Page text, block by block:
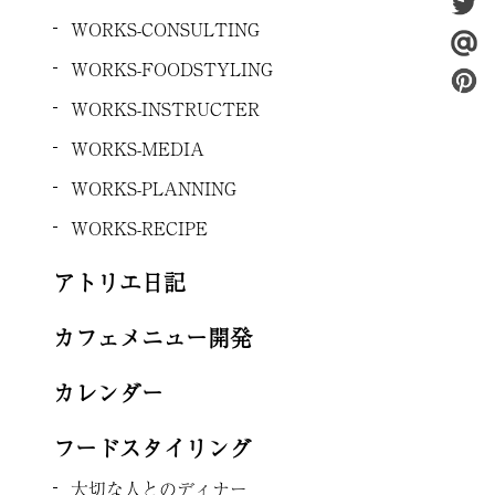
WORKS-CONSULTING
WORKS-FOODSTYLING
WORKS-INSTRUCTER
WORKS-MEDIA
WORKS-PLANNING
WORKS-RECIPE
アトリエ日記
カフェメニュー開発
カレンダー
フードスタイリング
大切な人とのディナー